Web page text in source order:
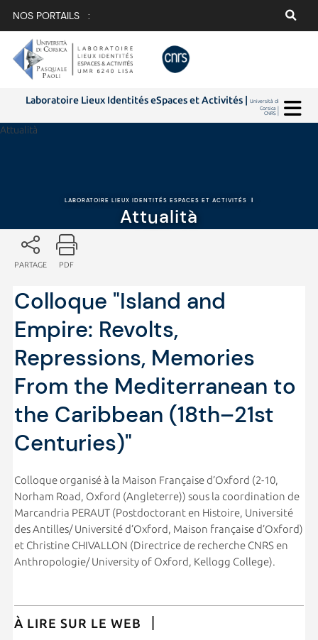
NOS PORTAILS :
Laboratoire Lieux Identités eSpaces et Activités |Università di
Corsica |
CNRS |
Attualità
LABORATOIRE LIEUX IDENTITÉS ESPACES ET ACTIVITÉS |
Attualità
PARTAGE PDF
Colloque "Island and
Empire: Revolts,
Repressions, Memories
From the Mediterranean to
the Caribbean (18th–21st
Centuries)"
Colloque organisé à la Maison Française d’Oxford (2-10,
Norham Road, Oxford (Angleterre)) sous la coordination de
Marcandria PERAUT (Postdoctorant en Histoire, Université
des Antilles/ Université d’Oxford, Maison française d’Oxford)
et Christine CHIVALLON (Directrice de recherche CNRS en
Anthropologie/ University of Oxford, Kellogg College).
À LIRE SUR LE WEB